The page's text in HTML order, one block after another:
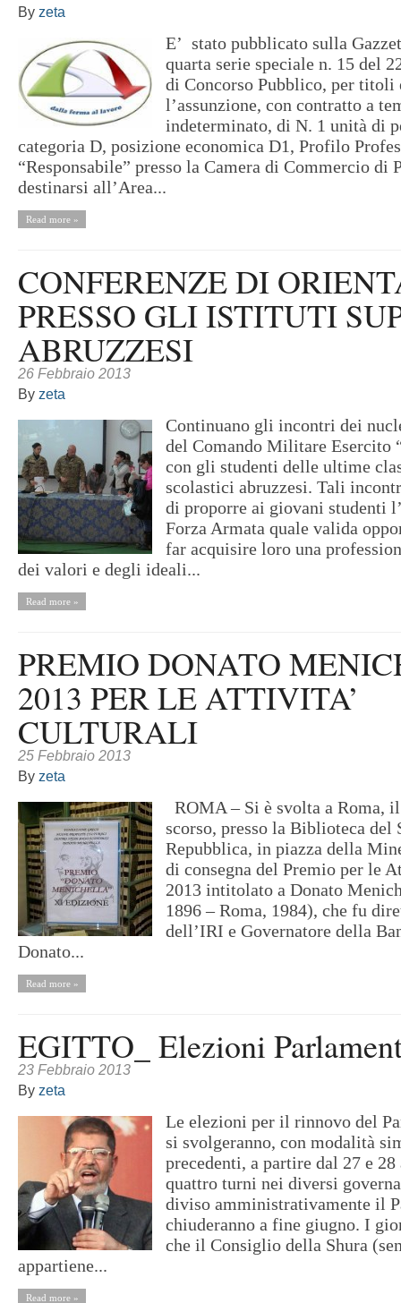
By zeta
E’ stato pubblicato sulla
quarta serie speciale n. 15 del
di Concorso Pubblico, per titoli
l’assunzione, con contratto a
indeterminato, di N. 1 unità di
categoria D, posizione economica D1, Profilo
“Responsabile” presso la Camera di Commercio di
destinarsi all’Area...
Read more »
CONFERENZE DI
PRESSO GLI ISTITUTI
ABRUZZESI
26 Febbraio 2013
By zeta
Continuano gli incontri dei
del Comando Militare Esercito
con gli studenti delle ultime
scolastici abruzzesi. Tali
di proporre ai giovani studenti
Forza Armata quale valida
far acquisire loro una
dei valori e degli ideali...
Read more »
PREMIO DONATO
2013 PER LE ATTIVITA’
CULTURALI
25 Febbraio 2013
By zeta
ROMA – Si è svolta a Roma,
scorso, presso la Biblioteca del
Repubblica, in piazza della
di consegna del Premio per le
2013 intitolato a Donato
1896 – Roma, 1984), che fu
dell’IRI e Governatore della
Donato...
Read more »
EGITTO_ Elezioni
23 Febbraio 2013
By zeta
Le elezioni per il rinnovo del
si svolgeranno, con modalità
precedenti, a partire dal 27 e
quattro turni nei diversi
diviso amministrativamente il
chiuderanno a fine giugno. I
che il Consiglio della Shura
appartiene...
Read more »